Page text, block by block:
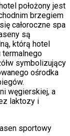
położony jest
brzegiem
całoroczne spa
są
którą hotel
termalnego
symbolizujący
ośrodka
węgierskiej, a
laktozy i
sportowy